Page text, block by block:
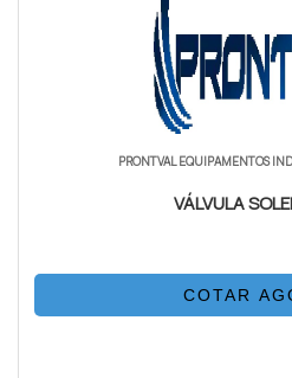
PRONTVAL EQUIPAMENTOS
VÁLVULA
COTAR